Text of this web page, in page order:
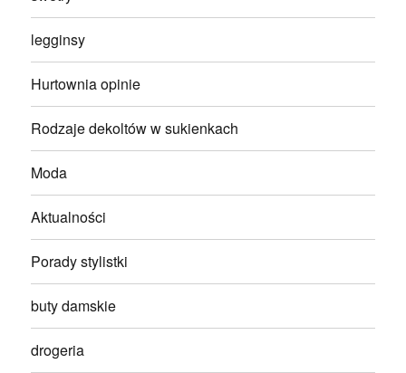
legginsy
Hurtownia opinie
Rodzaje dekoltów w sukienkach
Moda
Aktualności
Porady stylistki
buty damskie
drogeria